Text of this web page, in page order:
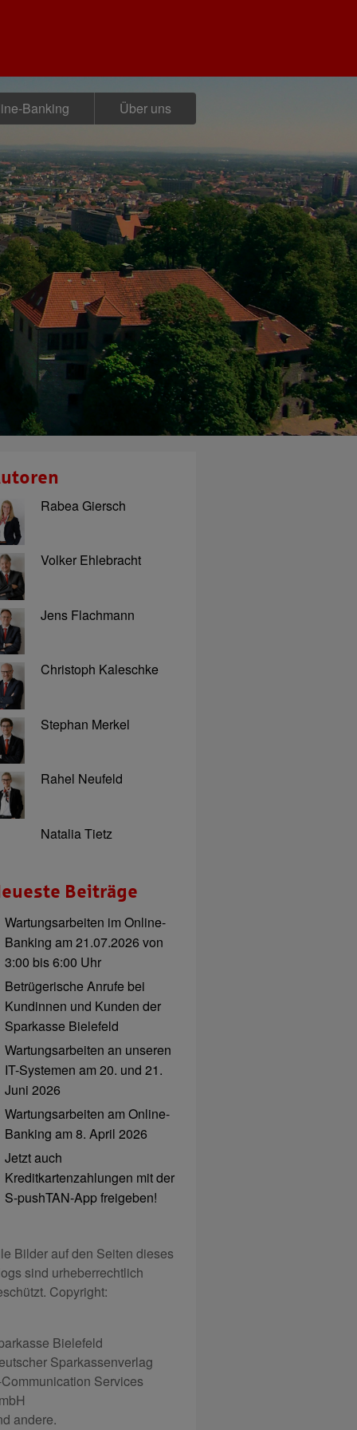
Banking Über uns
Rabea Giersch
Volker Ehlebracht
Jens Flachmann
Christoph Kaleschke
Stephan Merkel
Rahel Neufeld
Natalia Tietz
Beiträge
Wartungsarbeiten im Online-
Banking am 21.07.2026 von
3:00 bis 6:00 Uhr
Betrügerische Anrufe bei
Kundinnen und Kunden der
Sparkasse Bielefeld
Wartungsarbeiten an unseren
IT-Systemen am 20. und 21.
Juni 2026
Wartungsarbeiten am Online-
Banking am 8. April 2026
Jetzt auch
Kreditkartenzahlungen mit der
S-pushTAN-App freigeben!
Bilder auf den Seiten dieses
sind urheberrechtlich
Copyright:
Bielefeld
Sparkassenverlag
Services
andere.